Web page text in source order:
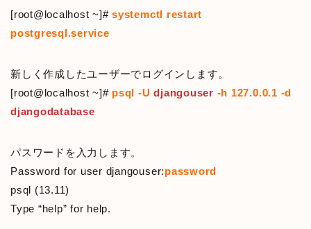
[root@localhost ~]#systemctl restart
postgresql.service
新しく作成したユーザーでログインします。
[root@localhost ~]#psql -U djangouser -h 127.0.0.1 -d
djangodatabase
パスワードを入力します。
Password for user djangouser:password
psql (13.11)
Type “help” for help.